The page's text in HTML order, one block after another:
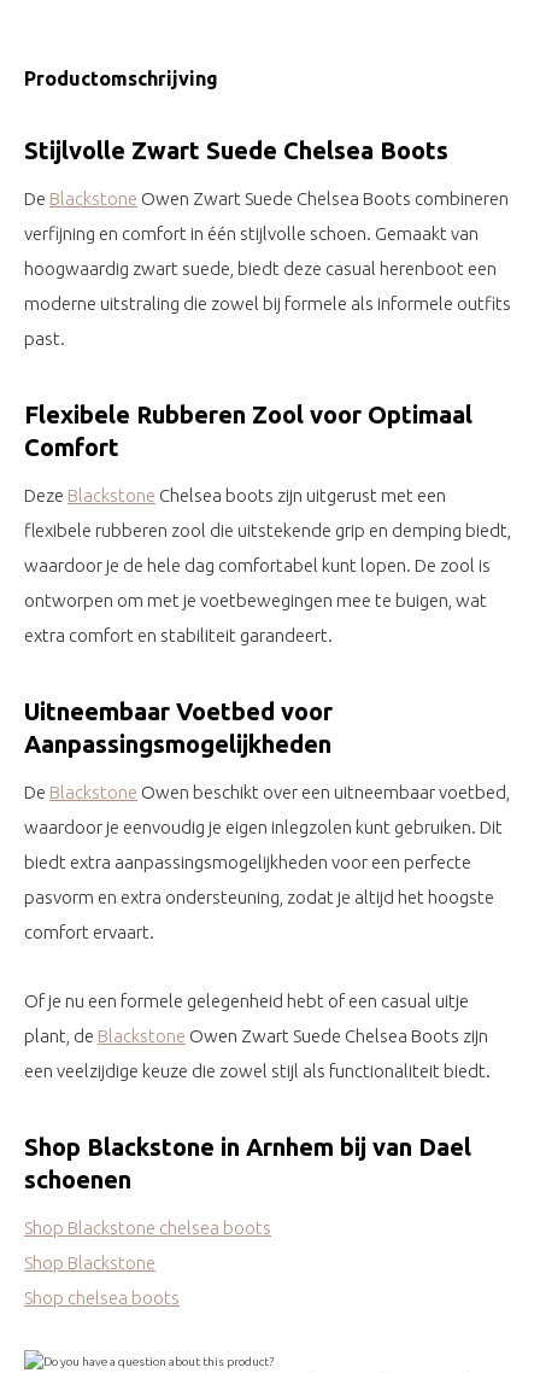
Productomschrijving
Stijlvolle Zwart Suede Chelsea Boots
De Blackstone Owen Zwart Suede Chelsea Boots combineren
verfijning en comfort in één stijlvolle schoen. Gemaakt van
hoogwaardig zwart suede, biedt deze casual herenboot een
moderne uitstraling die zowel bij formele als informele outfits
past.
Flexibele Rubberen Zool voor Optimaal
Comfort
Deze Blackstone Chelsea boots zijn uitgerust met een
flexibele rubberen zool die uitstekende grip en demping biedt,
waardoor je de hele dag comfortabel kunt lopen. De zool is
ontworpen om met je voetbewegingen mee te buigen, wat
extra comfort en stabiliteit garandeert.
Uitneembaar Voetbed voor
Aanpassingsmogelijkheden
De Blackstone Owen beschikt over een uitneembaar voetbed,
waardoor je eenvoudig je eigen inlegzolen kunt gebruiken. Dit
biedt extra aanpassingsmogelijkheden voor een perfecte
pasvorm en extra ondersteuning, zodat je altijd het hoogste
comfort ervaart.
Of je nu een formele gelegenheid hebt of een casual uitje
plant, de Blackstone Owen Zwart Suede Chelsea Boots zijn
een veelzijdige keuze die zowel stijl als functionaliteit biedt.
Shop Blackstone in Arnhem bij van Dael
schoenen
Shop Blackstone chelsea boots
Shop Blackstone
Shop chelsea boots